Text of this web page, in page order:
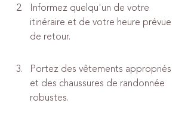
Informez quelqu'un de votre
itinéraire et de votre heure prévue
de retour.
Portez des vêtements appropriés
et des chaussures de randonnée
robustes.